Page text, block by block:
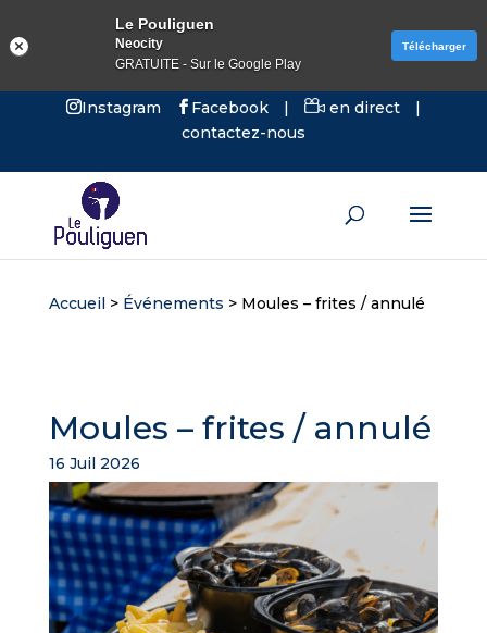
Instagram Facebook | en direct
|
contactez-nous
Accueil> Événements > Moules – frites / annulé
Moules – frites / annulé
16 Juil 2026
Le Pouliguen
Neocity
GRATUITE - Sur le Google Play
Télécharger